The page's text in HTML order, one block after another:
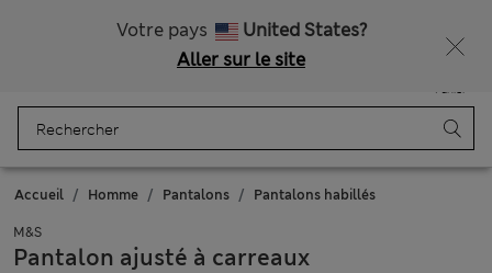
Votre pays
United States?
Aller sur le site
Panier
Accueil Homme Pantalons Pantalons habillés
M&S
Pantalon ajusté à carreaux